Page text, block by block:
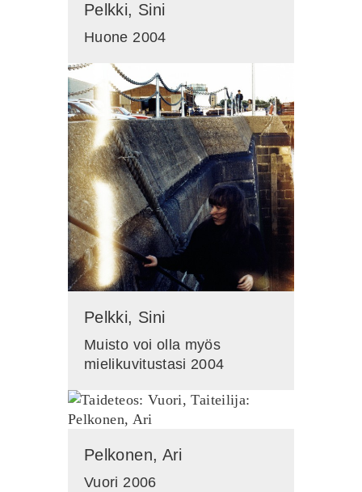
Pelkki, Sini
Huone 2004
Pelkki, Sini
Muisto voi olla myös
mielikuvitustasi 2004
Pelkonen, Ari
Vuori 2006